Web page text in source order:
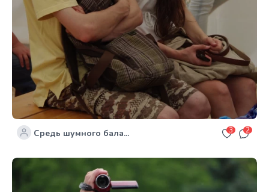
Средь шумного бала... 3 2